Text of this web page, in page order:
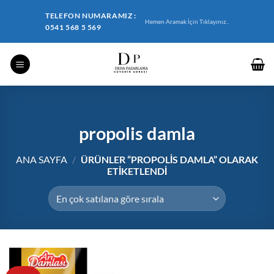
TELEFON NUMARAMIZ :
0541 568 5 569
Hemen Aramak İçin Tıklayınız..
propolis damla
ANA SAYFA / ÜRÜNLER “PROPOLIS DAMLA” OLARAK
ETIKETLENDI